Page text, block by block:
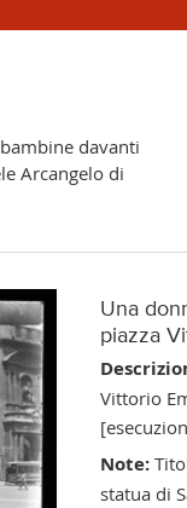
davanti
Arcangelo di
Una
piazza
Vittorio
Note:
statua di